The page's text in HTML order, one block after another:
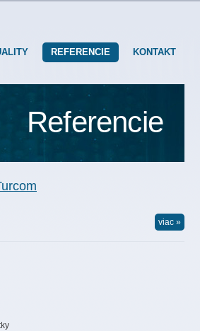
REFERENCIE KONTAKT
Referencie
viac »